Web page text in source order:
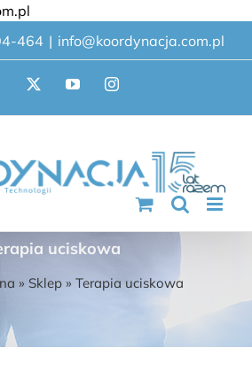
do
zawartości
464 | info@koordynacja.com.pl
X YouTubeInstagram
uciskowa
» Sklep» Terapia uciskowa